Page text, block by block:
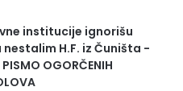
institucije ignorišu
H.F. iz Čuništa -
OGORČENIH